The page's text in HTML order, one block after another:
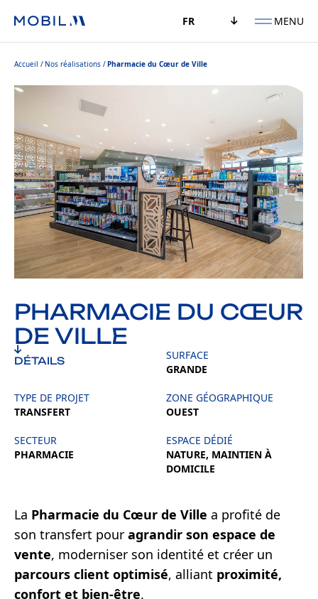
FR MENU
Accueil Nos réalisations Pharmacie du Cœur de Ville
PHARMACIE DU CŒUR
DE VILLE
DÉTAILS
SURFACE
GRANDE
TYPE DE PROJET
TRANSFERT
ZONE GÉOGRAPHIQUE
OUEST
SECTEUR
PHARMACIE
ESPACE DÉDIÉ
NATURE, MAINTIEN À
DOMICILE
La Pharmacie du Cœur de Ville a profité de
son transfert pour agrandir son espace de
vente, moderniser son identité et créer un
parcours client optimisé, alliant proximité,
confort et bien-être.